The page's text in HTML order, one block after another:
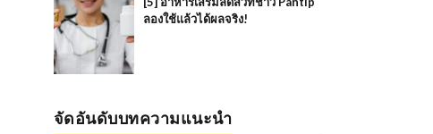
ลองใช้แล้วได้ผลจริง!
จัดอันดับบทความแนะนำ